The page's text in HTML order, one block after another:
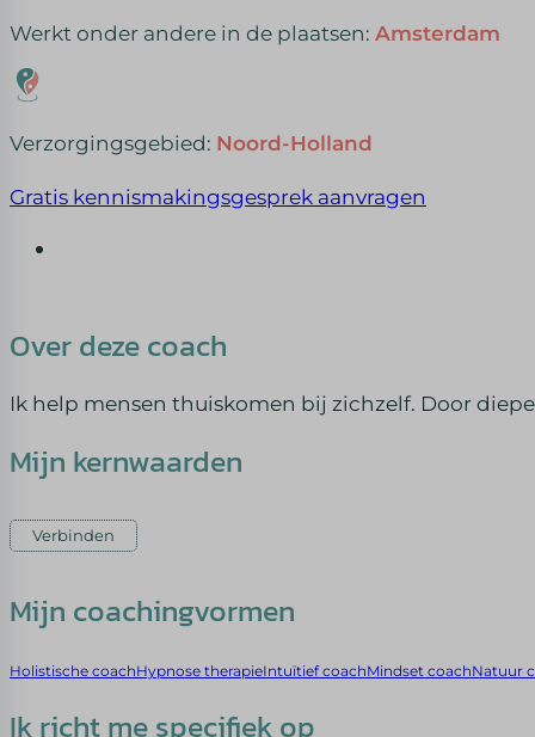
Werkt onder andere in de plaatsen: Amsterdam
Verzorgingsgebied: Noord-Holland
Gratis kennismakingsgesprek aanvragen
Over deze coach
Ik help mensen thuiskomen bij zichzelf. Door
Mijn kernwaarden
Verbinden
Mijn coachingvormen
Holistische coachHypnose therapieIntuïtief coachMindset coachNatuur
Ik richt me specifiek op